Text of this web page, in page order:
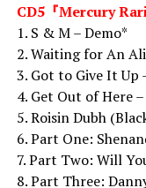
CD5『Mercury
1. S & M – Demo*
2. Waiting for An
3. Got to Give It Up
4. Get Out of Here
5. Roisin Dubh
6. Part One:
7. Part Two: Will
8. Part Three: